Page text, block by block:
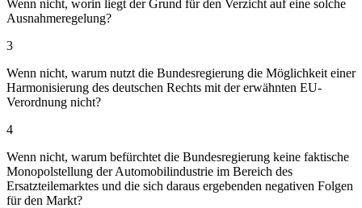
Wenn nicht, worin liegt der Grund für den Verzicht auf eine solche
Ausnahmeregelung?
3
Wenn nicht, warum nutzt die Bundesregierung die Möglichkeit einer
Harmonisierung des deutschen Rechts mit der erwähnten EU-
Verordnung nicht?
4
Wenn nicht, warum befürchtet die Bundesregierung keine faktische
Monopolstellung der Automobilindustrie im Bereich des
Ersatzteilemarktes und die sich daraus ergebenden negativen Folgen
für den Markt?